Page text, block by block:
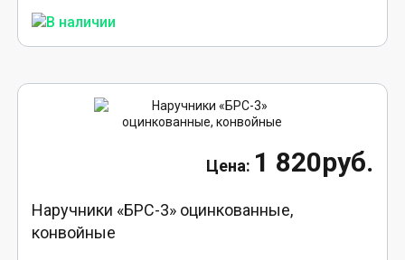
1 820руб.
Наручники «БРС-3» оцинкованные,
конвойные